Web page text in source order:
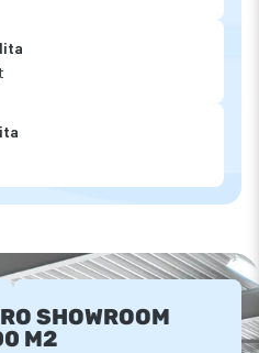
SHOWROOM
M2